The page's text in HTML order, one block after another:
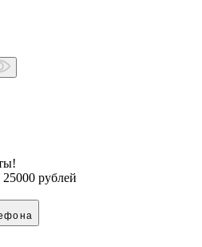
25000 рублей